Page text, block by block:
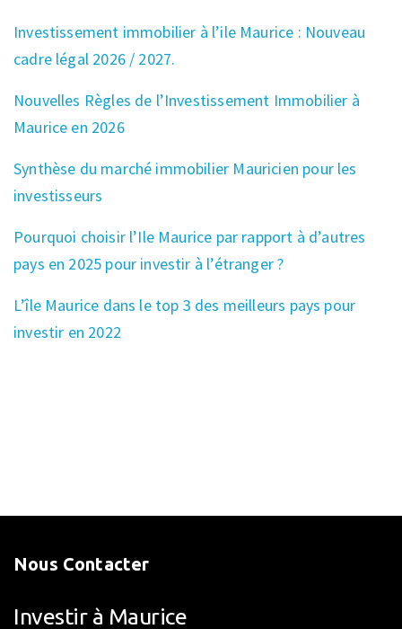
Investissement immobilier à l’ile Maurice : Nouveau
cadre légal 2026 / 2027.
Nouvelles Règles de l’Investissement Immobilier à
Maurice en 2026
Synthèse du marché immobilier Mauricien pour les
investisseurs
Pourquoi choisir l’Ile Maurice par rapport à d’autres
pays en 2025 pour investir à l’étranger ?
L’île Maurice dans le top 3 des meilleurs pays pour
investir en 2022
Nous Contacter
Investir à Maurice